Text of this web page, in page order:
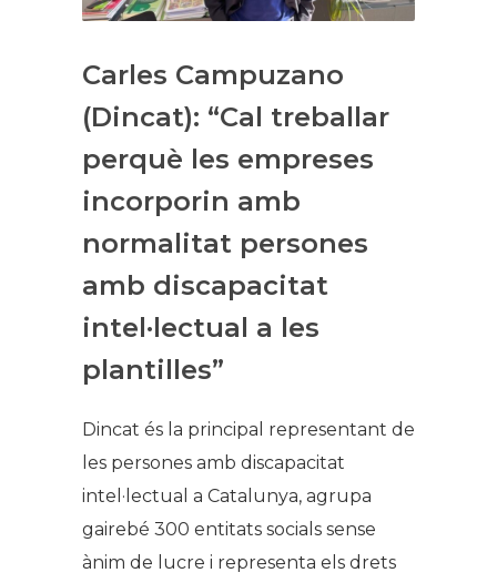
Carles Campuzano
(Dincat): “Cal treballar
perquè les empreses
incorporin amb
normalitat persones
amb discapacitat
intel·lectual a les
plantilles”
Dincat és la principal representant de
les persones amb discapacitat
intel·lectual a Catalunya, agrupa
gairebé 300 entitats socials sense
ànim de lucre i representa els drets